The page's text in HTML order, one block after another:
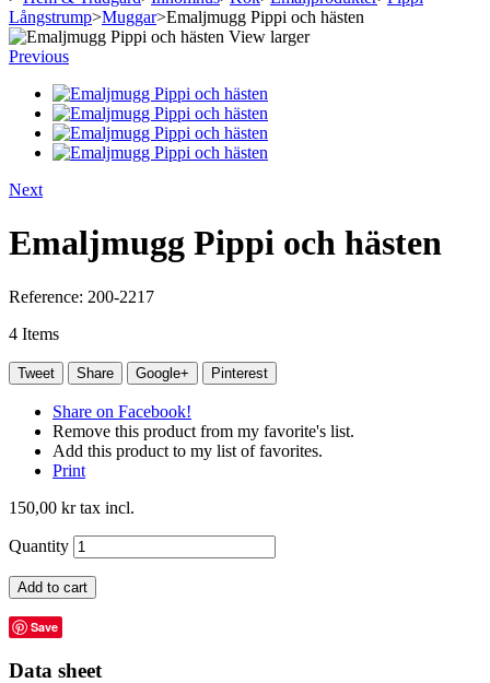
Långstrump>Muggar>Emaljmugg Pippi och hästen
View larger
Previous
Next
Emaljmugg Pippi och hästen
Reference: 200-2217
4 Items
Tweet Share Google+ Pinterest
Share on Facebook!
Remove this product from my favorite's list.
Add this product to my list of favorites.
Print
150,00 krtax incl.
Quantity
Add to cart
Save
Data sheet